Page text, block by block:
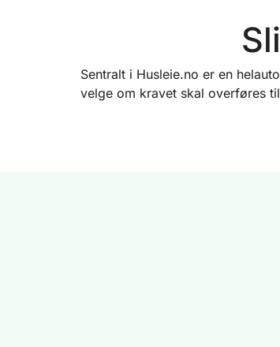
Sentralt i Husleie.no er en
velge om kravet skal overføres til